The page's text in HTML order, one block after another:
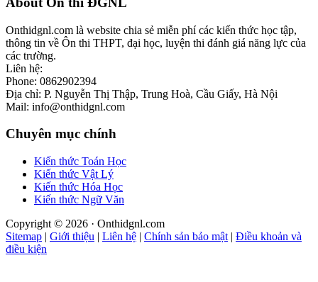
Onthidgnl.com là website chia sẻ miễn phí các kiến thức học tập,
thông tin về Ôn thi THPT, đại học, luyện thi đánh giá năng lực của
các trường.
Liên hệ:
Phone: 0862902394
Địa chỉ: P. Nguyễn Thị Thập, Trung Hoà, Cầu Giấy, Hà Nội
Mail: info@onthidgnl.com
Chuyên mục chính
Kiến thức Toán Học
Kiến thức Vật Lý
Kiến thức Hóa Học
Kiến thức Ngữ Văn
Copyright © 2026 · Onthidgnl.com
Sitemap | Giới thiệu | Liên hệ | Chính sản bảo mật | Điều khoản và
điều kiện